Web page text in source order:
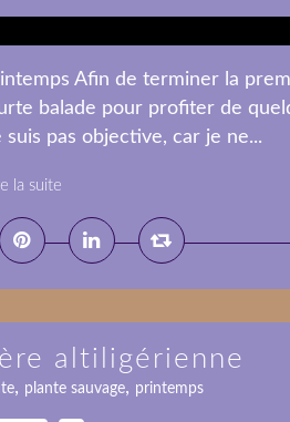
Afin de terminer la
balade pour profiter de
pas objective, car je ne...
la suite
altiligérienne
, plante sauvage, printemps